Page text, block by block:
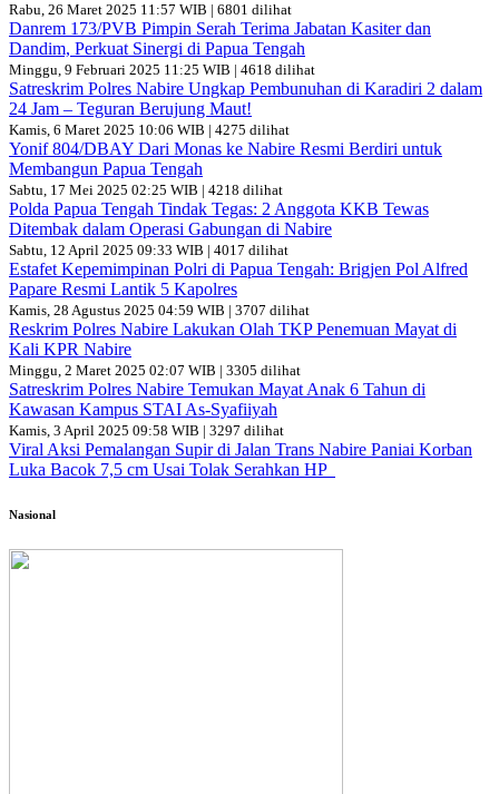
Rabu, 26 Maret 2025 11:57 WIB | 6801 dilihat
Danrem 173/PVB Pimpin Serah Terima Jabatan Kasiter dan
Dandim, Perkuat Sinergi di Papua Tengah
Minggu, 9 Februari 2025 11:25 WIB | 4618 dilihat
Satreskrim Polres Nabire Ungkap Pembunuhan di Karadiri 2 dalam
24 Jam – Teguran Berujung Maut!
Kamis, 6 Maret 2025 10:06 WIB | 4275 dilihat
Yonif 804/DBAY Dari Monas ke Nabire Resmi Berdiri untuk
Membangun Papua Tengah
Sabtu, 17 Mei 2025 02:25 WIB | 4218 dilihat
Polda Papua Tengah Tindak Tegas: 2 Anggota KKB Tewas
Ditembak dalam Operasi Gabungan di Nabire
Sabtu, 12 April 2025 09:33 WIB | 4017 dilihat
Estafet Kepemimpinan Polri di Papua Tengah: Brigjen Pol Alfred
Papare Resmi Lantik 5 Kapolres
Kamis, 28 Agustus 2025 04:59 WIB | 3707 dilihat
Reskrim Polres Nabire Lakukan Olah TKP Penemuan Mayat di
Kali KPR Nabire
Minggu, 2 Maret 2025 02:07 WIB | 3305 dilihat
Satreskrim Polres Nabire Temukan Mayat Anak 6 Tahun di
Kawasan Kampus STAI As-Syafiiyah
Kamis, 3 April 2025 09:58 WIB | 3297 dilihat
Viral Aksi Pemalangan Supir di Jalan Trans Nabire Paniai Korban
Luka Bacok 7,5 cm Usai Tolak Serahkan HP
Nasional